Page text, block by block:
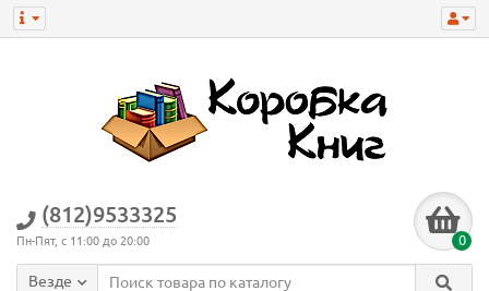
(812)9533325
Пн-Пят, с 11:00 до 20:00 0
Везде